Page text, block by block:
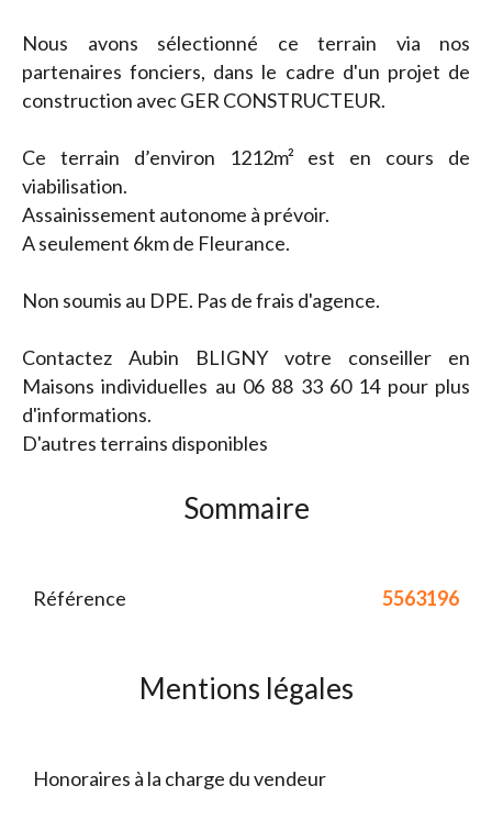
Nous avons sélectionné ce terrain via nos
partenaires fonciers, dans le cadre d'un projet de
construction avec GER CONSTRUCTEUR.
Ce terrain d’environ 1212m² est en cours de
viabilisation.
Assainissement autonome à prévoir.
A seulement 6km de Fleurance.
Non soumis au DPE. Pas de frais d'agence.
Contactez Aubin BLIGNY votre conseiller en
Maisons individuelles au 06 88 33 60 14 pour plus
d'informations.
D'autres terrains disponibles
Sommaire
Référence 5563196
Mentions légales
Honoraires à la charge du vendeur